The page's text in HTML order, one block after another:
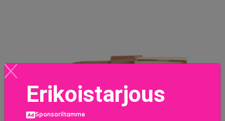
Erikoistarjous
Sponsoriltamme